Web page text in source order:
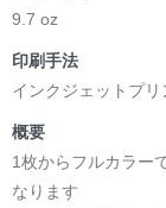
9.7 oz
印刷手法
インクジェットプリ
概要
1枚からフルカラー
なります